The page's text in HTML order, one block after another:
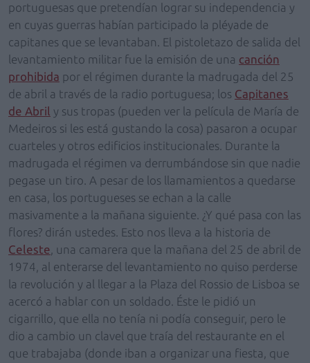
portuguesas que pretendían lograr su independencia y
en cuyas guerras habían participado la pléyade de
capitanes que se levantaban. El pistoletazo de salida del
levantamiento militar fue la emisión de una canción
prohibida por el régimen durante la madrugada del 25
de abril a través de la radio portuguesa; los Capitanes
de Abril y sus tropas (pueden ver la película de María de
Medeiros si les está gustando la cosa) pasaron a ocupar
cuarteles y otros edificios institucionales. Durante la
madrugada el régimen va derrumbándose sin que nadie
pegase un tiro. A pesar de los llamamientos a quedarse
en casa, los portugueses se echan a la calle
masivamente a la mañana siguiente. ¿Y qué pasa con las
flores? dirán ustedes. Esto nos lleva a la historia de
Celeste , una camarera que la mañana del 25 de abril de
1974, al enterarse del levantamiento no quiso perderse
la revolución y al llegar a la Plaza del Rossio de Lisboa se
acercó a hablar con un soldado. Éste le pidió un
cigarrillo, que ella no tenía ni podía conseguir, pero le
dio a cambio un clavel que traía del restaurante en el
que trabajaba (donde iban a organizar una fiesta, que